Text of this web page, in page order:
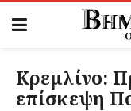
Κρεμλίνο:
επίσκεψη